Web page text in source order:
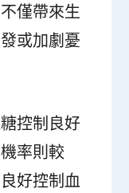
僅帶來生
或加劇憂
控制良好
率則較
好控制血